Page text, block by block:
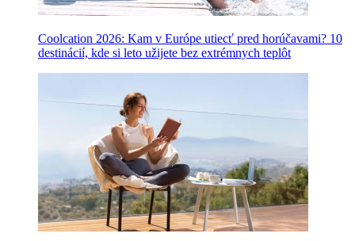
Coolcation 2026: Kam v Európe utiecť pred horúčavami? 10
destinácií, kde si leto užijete bez extrémnych teplôt